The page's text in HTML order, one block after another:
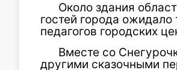
Около здания
гостей города ожидало
педагогов городских
Вместе со
другими сказочными